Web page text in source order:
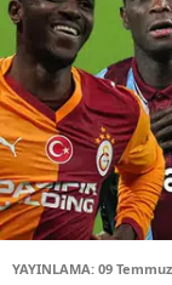
YAYINLAMA: 09